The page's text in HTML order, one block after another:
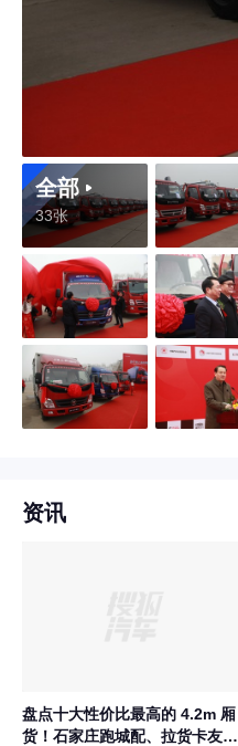
全部
33张
资讯
盘点十大性价比最高的 4.2m 厢
货！石家庄跑城配、拉货卡友参